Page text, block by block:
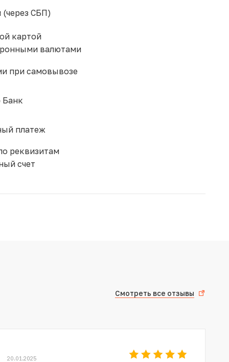
СБП)
картой
валютами
при самовывозе
Банк
платеж
реквизитам
счет
Смотреть все отзывы
20.01.2025